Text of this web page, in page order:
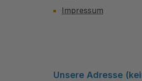
Impressum
Unsere Adresse